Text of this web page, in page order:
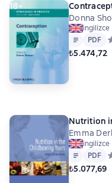
18+
ingilizce
Metin
PDF
PDF
₺5.474,72
Nutrition
ingilizce
Metin
PDF
PDF
₺5.077,69